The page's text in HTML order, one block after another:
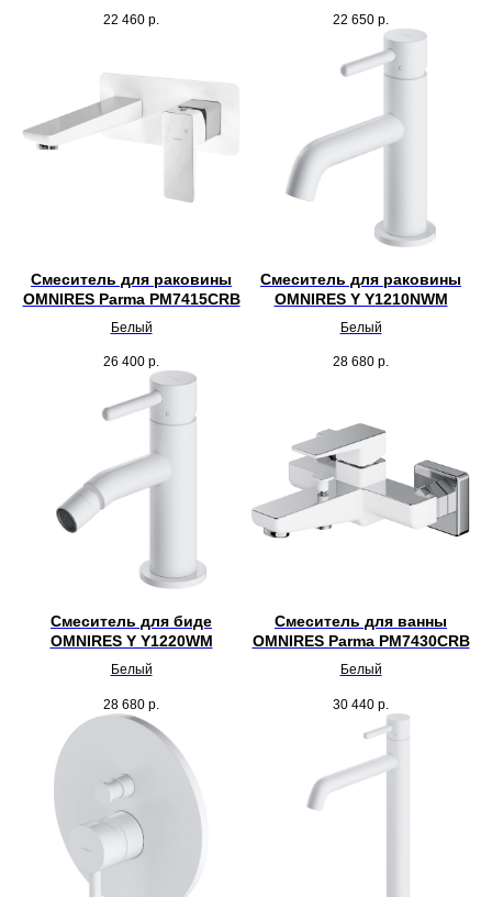
22 460 р. 22 650 р.
Смеситель для раковины
OMNIRES Parma PM7415CRB
Белый
26 400 р.
Смеситель для раковины
OMNIRES Y Y1210NWM
Белый
28 680 р.
Смеситель для биде
OMNIRES Y Y1220WM
Белый
28 680 р.
Смеситель для ванны
OMNIRES Parma PM7430CRB
Белый
30 440 р.